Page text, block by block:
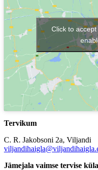
Click to
Tervikum
C. R. Jakobsoni 2a, Viljandi
Jämejala vaimse tervise küla